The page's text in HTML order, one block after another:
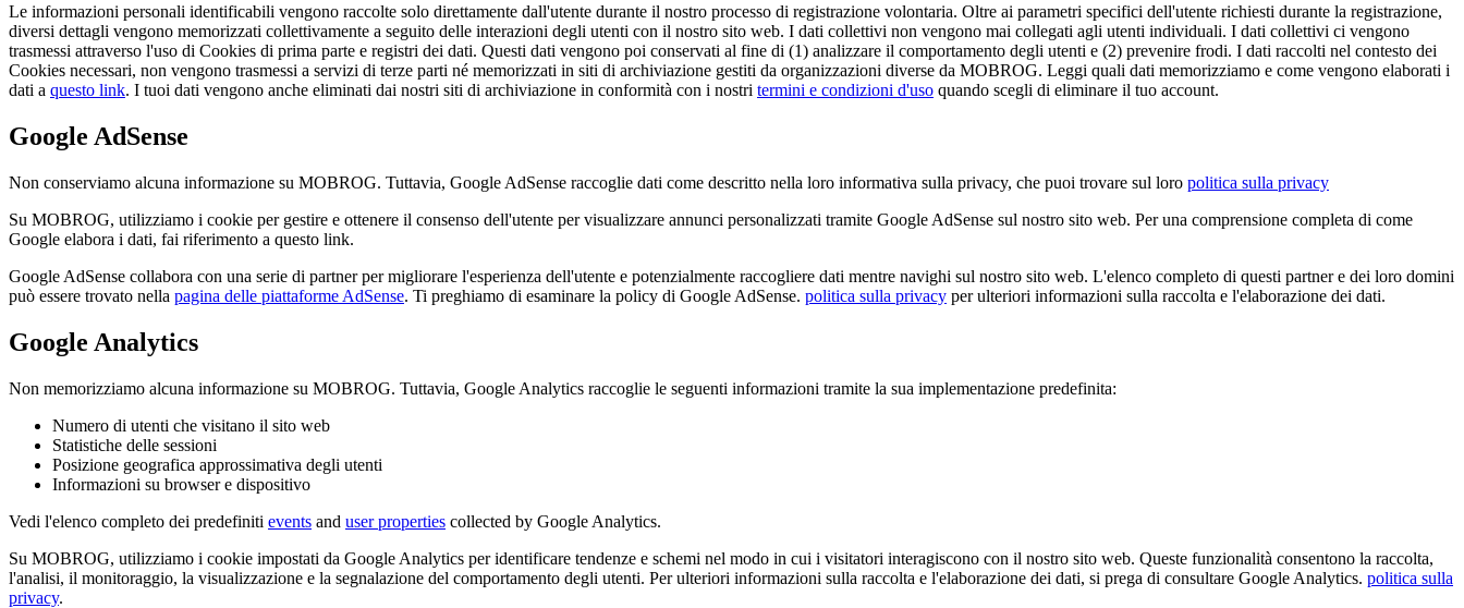
Le informazioni personali identificabili vengono raccolte solo direttamente dall'utente durante il nostro processo di registrazione volontaria. Oltre ai parametri specifici dell'utente richiesti durante la registrazione,
diversi dettagli vengono memorizzati collettivamente a seguito delle interazioni degli utenti con il nostro sito web. I dati collettivi non vengono mai collegati agli utenti individuali. I dati collettivi ci vengono
trasmessi attraverso l'uso di Cookies di prima parte e registri dei dati. Questi dati vengono poi conservati al fine di (1) analizzare il comportamento degli utenti e (2) prevenire frodi. I dati raccolti nel contesto dei
Cookies necessari, non vengono trasmessi a servizi di terze parti né memorizzati in siti di archiviazione gestiti da organizzazioni diverse da MOBROG. Leggi quali dati memorizziamo e come vengono elaborati i
dati a questo link. I tuoi dati vengono anche eliminati dai nostri siti di archiviazione in conformità con i nostri termini e condizioni d'uso quando scegli di eliminare il tuo account.
Google AdSense
Non conserviamo alcuna informazione su MOBROG. Tuttavia, Google AdSense raccoglie dati come descritto nella loro informativa sulla privacy, che puoi trovare sul loro politica sulla privacy
Su MOBROG, utilizziamo i cookie per gestire e ottenere il consenso dell'utente per visualizzare annunci personalizzati tramite Google AdSense sul nostro sito web. Per una comprensione completa di come
Google elabora i dati, fai riferimento a questo link.
Google AdSense collabora con una serie di partner per migliorare l'esperienza dell'utente e potenzialmente raccogliere dati mentre navighi sul nostro sito web. L'elenco completo di questi partner e dei loro domini
può essere trovato nella pagina delle piattaforme AdSense. Ti preghiamo di esaminare la policy di Google AdSense. politica sulla privacy per ulteriori informazioni sulla raccolta e l'elaborazione dei dati.
Google Analytics
Non memorizziamo alcuna informazione su MOBROG. Tuttavia, Google Analytics raccoglie le seguenti informazioni tramite la sua implementazione predefinita:
Numero di utenti che visitano il sito web
Statistiche delle sessioni
Posizione geografica approssimativa degli utenti
Informazioni su browser e dispositivo
Vedi l'elenco completo dei predefiniti events and user properties collected by Google Analytics.
Su MOBROG, utilizziamo i cookie impostati da Google Analytics per identificare tendenze e schemi nel modo in cui i visitatori interagiscono con il nostro sito web. Queste funzionalità consentono la raccolta,
l'analisi, il monitoraggio, la visualizzazione e la segnalazione del comportamento degli utenti. Per ulteriori informazioni sulla raccolta e l'elaborazione dei dati, si prega di consultare Google Analytics. politica sulla
privacy.